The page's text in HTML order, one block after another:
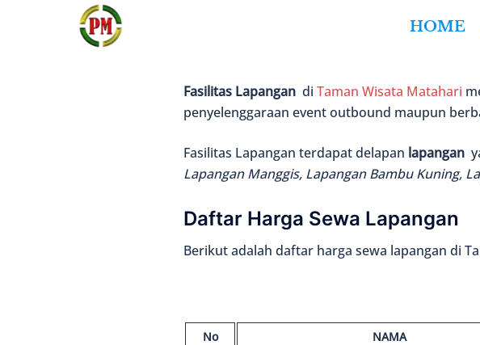
HOME
Fasilitas Lapangan di Taman Wisata Matahari
penyelenggaraan event outbound maupun
Fasilitas Lapangan terdapat delapan lapangan
Lapangan Manggis, Lapangan Bambu Kuning,
Daftar Harga Sewa Lapangan
Berikut adalah daftar harga sewa lapangan di
No NAMA